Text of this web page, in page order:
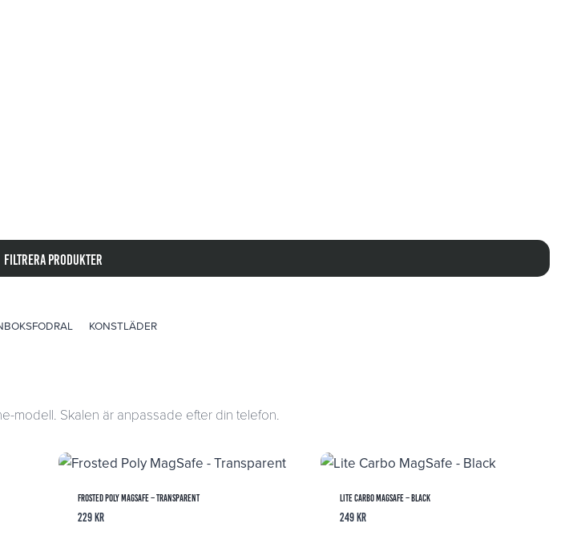
Filtrera produkter
KONSTLÄDER
modell. Skalen är anpassade efter din telefon.
Frosted Poly MagSafe – Transparent
229 kr
Lite Carbo MagSafe – Black
249 kr